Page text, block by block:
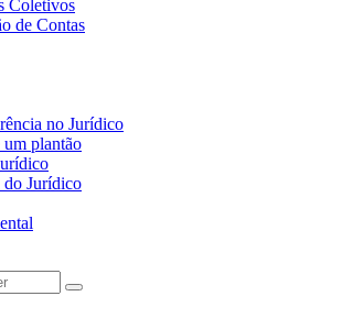
Coletivos
de Contas
no Jurídico
um plantão
do Jurídico